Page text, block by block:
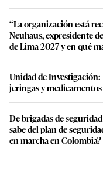
“La organización está
Neuhaus, expresidente
de Lima 2027 y en qué
Unidad de
jeringas y
De brigadas de
sabe del plan de
en marcha en Colombia?